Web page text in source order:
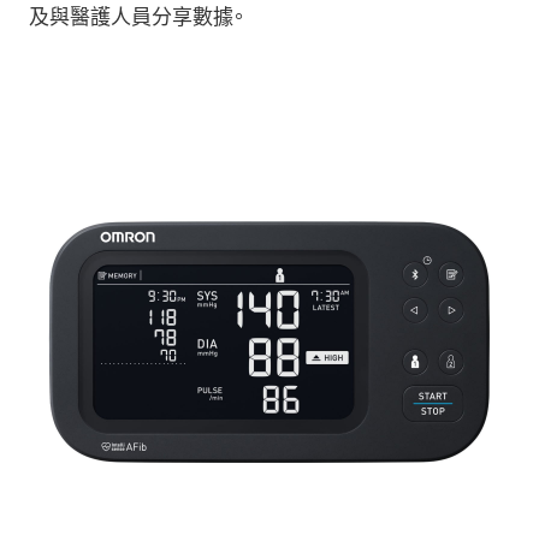
及與醫護人員分享數據。